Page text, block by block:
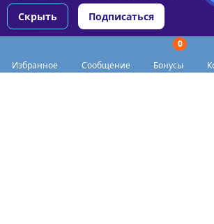
Избранное Сообщение
0
Бонусы
Скрыть Подписаться